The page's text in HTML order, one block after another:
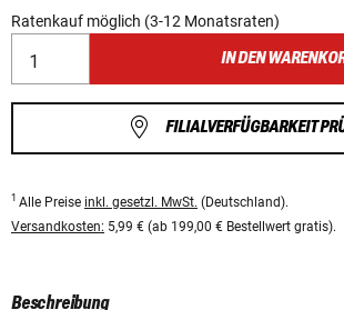
Ratenkauf möglich (3-12 Monatsraten)
IN DEN
FILIALVERFÜGBARKEIT
1 Alle Preise inkl. gesetzl. MwSt. (Deutschland).
Versandkosten: 5,99 € (ab 199,00 € Bestellwert gratis).
Beschreibung